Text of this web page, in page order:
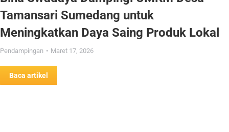
Tamansari Sumedang untuk
Meningkatkan Daya Saing Produk Lokal
Pendampingan Maret 17, 2026
Baca artikel